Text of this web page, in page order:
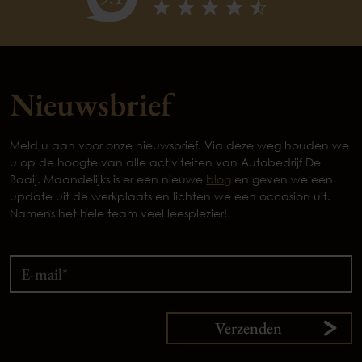
Nieuwsbrief
Meld u aan voor onze nieuwsbrief. Via deze weg houden we
u op de hoogte van alle activiteiten van Autobedrijf De
Baaij. Maandelijks is er een nieuwe blog en geven we een
update uit de werkplaats en lichten we een occasion uit.
Namens het hele team veel leesplezier!
Verzenden